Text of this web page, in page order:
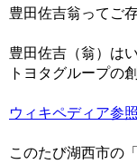
豊田佐吉翁ってご
豊田佐吉（翁）は
トヨタグループの
ウィキペディア参照
このたび湖西市の